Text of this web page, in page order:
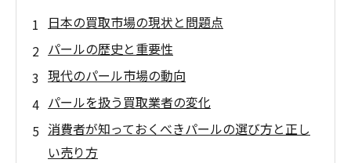
日本の買取市場の現状と問題点
パールの歴史と重要性
現代のパール市場の動向
パールを扱う買取業者の変化
消費者が知っておくべきパールの選び方と正し
い売り方